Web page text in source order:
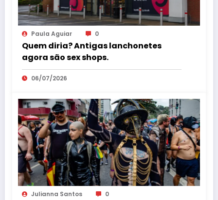
Paula Aguiar 0
Quem diria? Antigas lanchonetes
agora são sex shops.
06/07/2026
Julianna Santos 0